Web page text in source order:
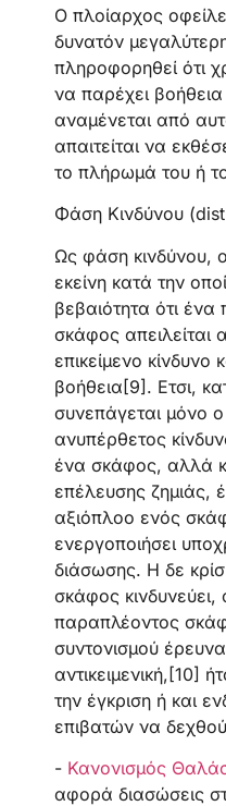
Ο πλοίαρχος
δυνατόν
πληροφορηθεί ότι
να παρέχει
αναμένεται από
απαιτείται να
το πλήρωμά του ή
Φάση Κινδύνου
Ως φάση κινδύνου,
εκείνη κατά την
βεβαιότητα ότι
σκάφος απειλείται
επικείμενο κίνδυνο
βοήθεια[9]. Ετσι,
συνεπάγεται μόνο
ανυπέρθετος
ένα σκάφος, αλλά
επέλευσης ζημιάς,
αξιόπλοο ενός
ενεργοποιήσει
διάσωσης. Η δε
σκάφος κινδυνεύει,
παραπλέοντος
συντονισμού
αντικειμενική,[10]
την έγκριση ή και
επιβατών να
- Κανονισμός
αφορά διασώσεις